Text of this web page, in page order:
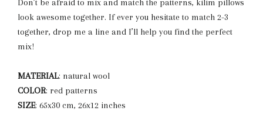
Don’t be afraid to mix and match the patterns, kilim pillows
look awesome together. If ever you hesitate to match 2-3
together, drop me a line and I’ll help you find the perfect
mix!
MATERIAL: natural wool
COLOR: red patterns
SIZE: 65x30 cm, 26x12 inches